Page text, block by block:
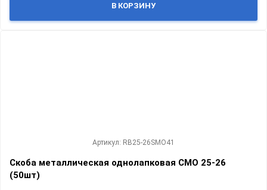
В КОРЗИНУ
Артикул: RB25-26SMO41
Скоба металлическая однолапковая СМО 25-26
(50шт)